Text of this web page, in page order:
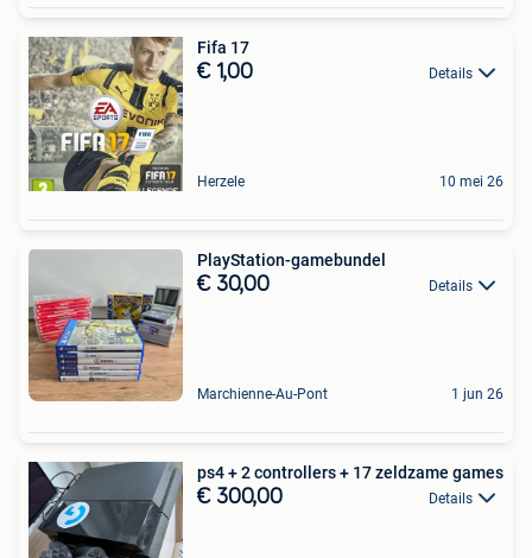
Fifa 17
€ 1,00 Details
Herzele 10 mei 26
PlayStation-gamebundel
€ 30,00 Details
Marchienne-Au-Pont 1 jun 26
ps4 + 2 controllers + 17 zeldzame games
€ 300,00 Details